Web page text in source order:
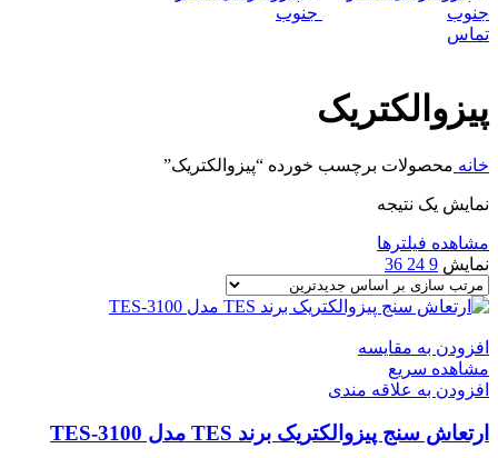
تماس
پیزوالکتریک
خانه محصولات برچسب خورده “پیزوالکتریک”
نمایش یک نتیجه
مشاهده فیلترها
نمایش 9
24
36
افزودن به مقایسه
مشاهده سریع
افزودن به علاقه مندی
ارتعاش سنج پیزوالکتریک برند TES مدل TES-3100